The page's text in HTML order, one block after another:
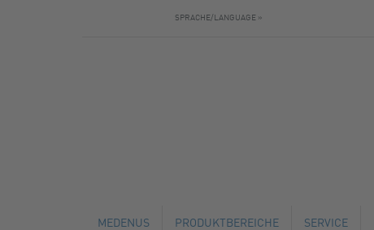
SPRACHE/LANGUAGE »
MEDENUS PRODUKTBEREICHE SERVICE